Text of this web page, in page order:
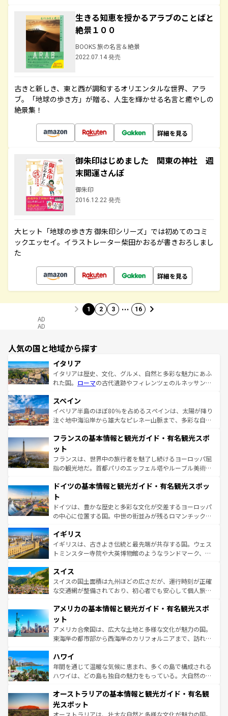
生きる知恵を授かるアラブのことばと
絶景１００
BOOKS 旅の名言＆絶景
2022.07.14 発売
古きと新しき、東と西が調和するオリエンタルな世界、アラ
ブ。「地球の歩き方」が贈る、人生を輝かせる名言と癒やしの
絶景集！
詳細を見る
御朱印はじめました 関東の神社 週
末開運さんぽ
御朱印
2016.12.22 発売
大ヒット「地球の歩き方 御朱印シリーズ」では初めてのコミ
ックエッセイ。イラストレーター柴田かおるが書きおろしまし
た
詳細を見る
1 2 3 … 16
AD
AD
人気の国と地域から探す
イタリア
イタリアは歴史、文化、グルメ、自然と多彩な魅力にあふ
れた国。 ローマの古代遺跡やフィレンツェのルネッサンス
ろん、トスカーナの美しい田園風景やアマルフィ海岸の絶
景など、自然景観も見逃せない。観光の合間には、本場の
ピザやパスタなど、絶品のイタリア料理を堪能することも
ませてくれるイタリアで、忘れられない旅をしてみよう！
なお、新着のイタリア情報は
しい。
スペイン
イベリア半島のほぼ80％を占めるスペインは、太陽が降り
注ぐ地中海沿岸から雄大なピレネー山脈まで、多彩な自然
文化が根付くこの国では、情熱的なフラメンコ、熱気あふ
れる闘牛、そして美味しいタパスが生活の一部となってい
る。首都マドリードの洗練された雰囲気や、バルセロナの
アートに溢れた街角から、地方では古代ローマ遺跡や中世
せる。地方によって風土や気候が異なるスペインはその個
ンテンツ一覧 を参照してほしい。
フランスの基本情報と観光ガイド・有名観光スポ
ット
フランスは、世界中の旅行者を魅了し続けるヨーロッパ屈
指の観光地だ。首都パリのエッフェル塔やルーブル美術館
で、幅広い魅力が詰まっている。華麗な宮殿、歴史的な大
聖堂、美しいビーチ、そして豊かな自然が、訪れる者を心
から魅了する。また、フランスは美食の国としても知ら
れ、フランス料理はユネスコ無形文化遺産にも登録されて
香り高いラベンダー畑など、多彩な楽しみ方が可能だ。さ
らに、パリ以外の地域にも魅力が溢れており、どの街角に
も豊かな歴史と文化が息づいている。パリ以外の個性あふ
を参照してほしい。
ドイツの基本情報と観光ガイド・有名観光スポッ
ト
ドイツは、豊かな歴史と多彩な文化が交差するヨーロッパ
の中心に位置する国。中世の街並みが残るロマンチック街
顔を持つこの国は、どこを歩いても飽きることがない。ベ
ルリンの文化的活気、バイエルン州のアルプスの絶景、そ
してライン川沿いのワイン畑といった風景は必見。ビール
は、お酒好きな人にはぜひ体験してほしい。 なお、新着の
ドイツ情報はコンテンツ一覧を参照してほしい。
イギリス
イギリスは、古きよき伝統と最先端が共存する国。ウェス
トミンスター寺院や大英博物館のようなランドマーク、歴
リアごとに異なる魅力がある。また、優雅なアフタヌーン
ティー、ビール好きにはたまらない英国パブ、サッカー観
戦など、本場だからこそできる体験も豊富。イギリスを旅
ンツ一覧を参照してほしい。
スイス
スイスの国土面積は九州ほどの広さだが、運行時刻が正確
な交通網が整備されており、初心者でも安心して個人旅行
の建物がそのまま残る町や、スイスならではのユニークな
博物館もあり、アルプス観光だけでなく町歩きも満喫する
ことができる。国民の所得が高いため物価も高いが、旅行
者向けの交通パス提供のサービスもあり、うまく活用すれ
着のスイス情報は
アメリカの基本情報と観光ガイド・有名観光スポ
ット
アメリカ合衆国は、広大な土地と多様な文化が魅力の国。
東海岸の都市部から西海岸のカリフォルニアまで、訪れる
のような巨大都市は、観光、ショッピング、エンターテイ
ンメントが詰まった刺激的なスポットだ。一方、アメリカ
西部には大自然が広がり、グランドキャニオンやイエロー
部のニューオーリンズでは、音楽と美食が融合した独特の
文化が魅力。旅行者はアメリカの各地域で異なる魅力を楽
しみながら、その多様性と豊かな歴史を感じることができ
ハワイ
年間を通じて温暖な気候に恵まれ、多くの島で構成される
ハワイは、どの島も独自の魅力をもっている。大自然の神
ワイ島は見逃せない。また、定番の観光地といえばオアフ
島だが、静かな自然を求めるならマウイ島やカウアイ島が
おすすめ。エメラルドグリーンに輝く海をはじめ、豊かな
オーストラリアの基本情報と観光ガイド・有名観
光スポット
オーストラリアは、壮大な自然と多様な文化が魅力の国。